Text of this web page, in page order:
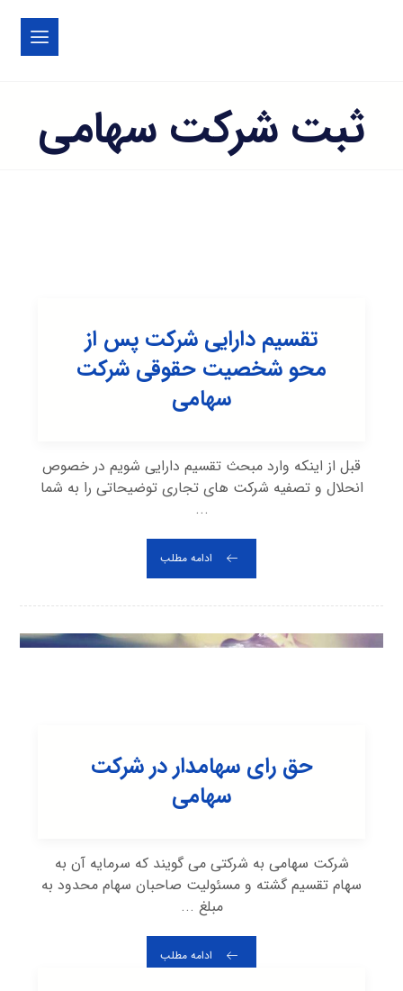
ثبت شرکت سهامی
تقسیم دارایی شرکت پس از
محو شخصیت حقوقی شرکت
سهامی
قبل از اینکه وارد مبحث تقسیم دارایی شویم در خصوص
انحلال و تصفیه شرکت های تجاری توضیحاتی را به شما
...
ادامه مطلب
حق رای سهامدار در شرکت
سهامی
شرکت سهامی به شرکتی می گویند که سرمایه آن به
سهام تقسیم گشته و مسئولیت صاحبان سهام محدود به
مبلغ ...
ادامه مطلب